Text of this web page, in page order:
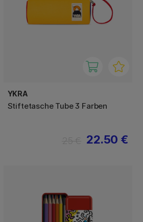
YKRA
Stiftetasche Tube 3 Farben
22.50 €